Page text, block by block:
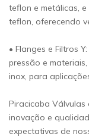
teflon e metálicas,
teflon, oferecendo
• Flanges e Filtros
pressão e
inox, para
Piracicaba Válvulas
inovação e
expectativas de